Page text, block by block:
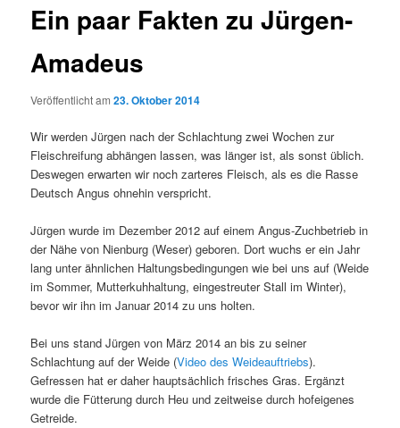
Ein paar Fakten zu Jürgen-
Amadeus
Veröffentlicht am23. Oktober 2014
Wir werden Jürgen nach der Schlachtung zwei Wochen zur
Fleischreifung abhängen lassen, was länger ist, als sonst üblich.
Deswegen erwarten wir noch zarteres Fleisch, als es die Rasse
Deutsch Angus ohnehin verspricht.
Jürgen wurde im Dezember 2012 auf einem Angus-Zuchbetrieb in
der Nähe von Nienburg (Weser) geboren. Dort wuchs er ein Jahr
lang unter ähnlichen Haltungsbedingungen wie bei uns auf (Weide
im Sommer, Mutterkuhhaltung, eingestreuter Stall im Winter),
bevor wir ihn im Januar 2014 zu uns holten.
Bei uns stand Jürgen von März 2014 an bis zu seiner
Schlachtung auf der Weide (Video des Weideauftriebs).
Gefressen hat er daher hauptsächlich frisches Gras. Ergänzt
wurde die Fütterung durch Heu und zeitweise durch hofeigenes
Getreide.